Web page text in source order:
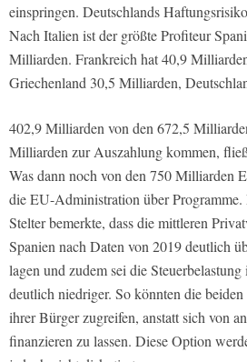
einspringen. Deutschlands
Nach Italien ist der größte Profiteur
Milliarden. Frankreich hat 40,9
Griechenland 30,5 Milliarden,
402,9 Milliarden von den 672,5
Milliarden zur Auszahlung kommen,
Was dann noch von den 750 Milliarden
die EU-Administration über
Stelter bemerkte, dass die mittleren
Spanien nach Daten von 2019 deutlich
lagen und zudem sei die
deutlich niedriger. So könnten die
ihrer Bürger zugreifen, anstatt sich von
finanzieren zu lassen. Diese Option